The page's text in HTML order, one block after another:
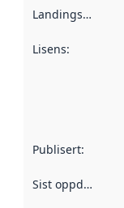
Landingsside
Lisens:
Publisert:
Sist oppdatert